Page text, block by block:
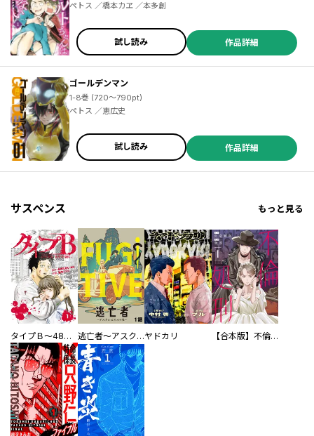
ペトス ／橋本カヱ ／本多創
試し読み 作品詳細
ゴールデンマン
1-8巻 (720～790pt)
ペトス ／恵広史
試し読み 作品詳細
サスペンス もっと見る
タイプＢ～48時間後、致死率100％～【単話】 逃亡者～アスクレピオスの杖～ヤドカリ 【合本版】不倫処刑